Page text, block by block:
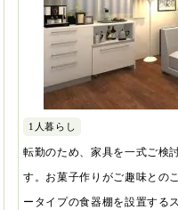
1人暮らし
転勤のため、家具を一式ご検
す。お菓子作りがご趣味との
ータイプの食器棚を設置する